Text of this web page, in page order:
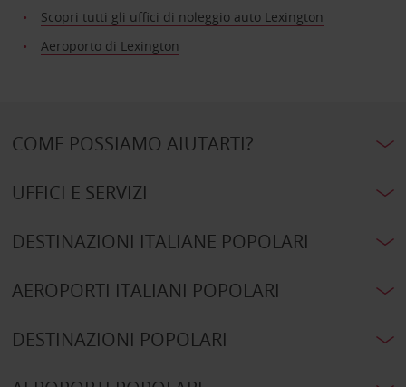
Scopri tutti gli uffici di noleggio auto Lexington
Aeroporto di Lexington
COME POSSIAMO AIUTARTI?
UFFICI E SERVIZI
DESTINAZIONI ITALIANE POPOLARI
AEROPORTI ITALIANI POPOLARI
DESTINAZIONI POPOLARI